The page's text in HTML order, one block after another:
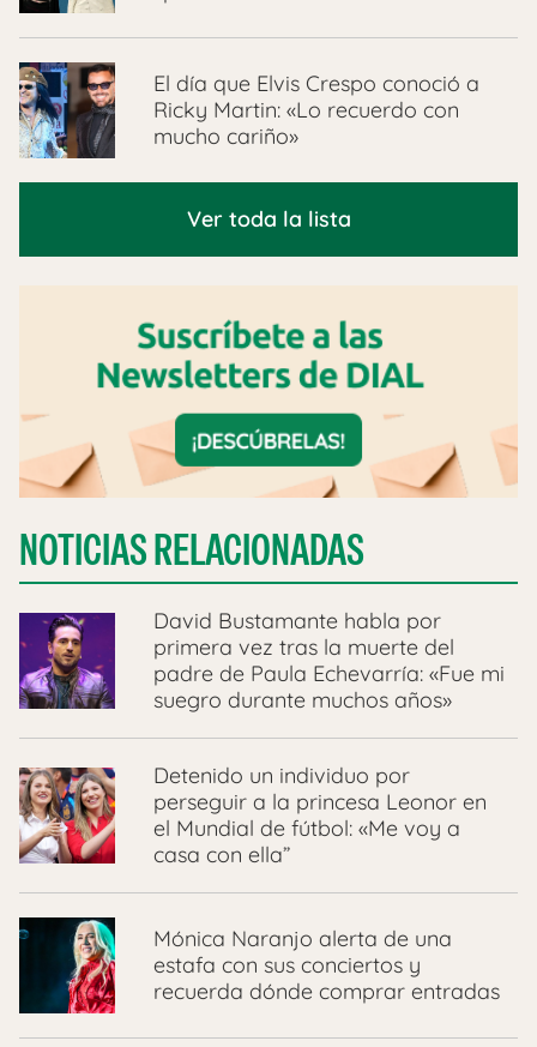
El día que Elvis Crespo conoció a
Ricky Martin: «Lo recuerdo con
mucho cariño»
Ver toda la lista
NOTICIAS RELACIONADAS
David Bustamante habla por
primera vez tras la muerte del
padre de Paula Echevarría: «Fue mi
suegro durante muchos años»
Detenido un individuo por
perseguir a la princesa Leonor en
el Mundial de fútbol: «Me voy a
casa con ella”
Mónica Naranjo alerta de una
estafa con sus conciertos y
recuerda dónde comprar entradas